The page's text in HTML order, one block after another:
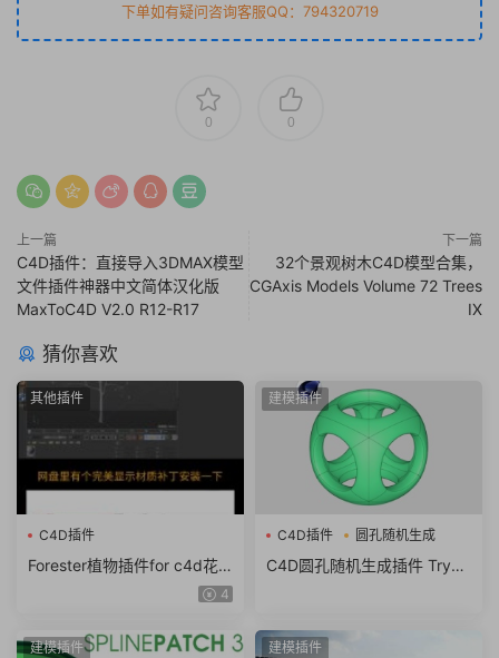
下单如有疑问咨询客服QQ：794320719
0 0
上一篇
C4D插件：直接导入3DMAX模型
文件插件神器中文简体汉化版
MaxToC4D V2.0 R12-R17
下一篇
32个景观树木C4D模型合集，
CGAxis Models Volume 72 Trees
IX
猜你喜欢
其他插件
C4D插件
Forester植物插件for c4d花
草地生成附教程R25/24/23/2
4
建模插件
C4D插件 圆孔随机生成
C4D圆孔随机生成插件 Trypo
建模插件 建模插件